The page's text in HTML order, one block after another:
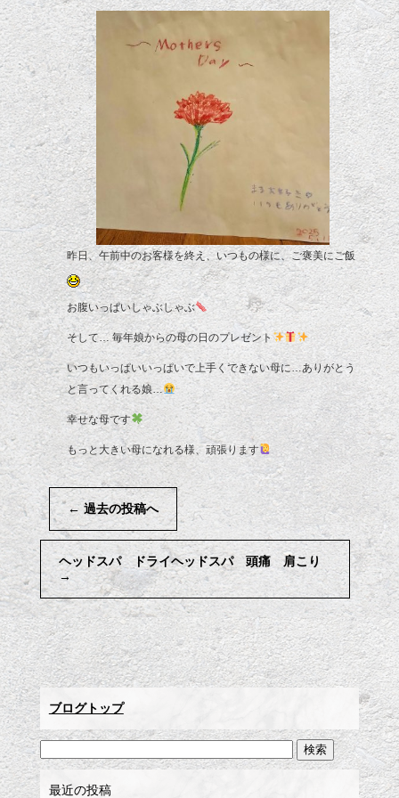
昨日、午前中のお客様を終え、いつもの様に、ご褒美にご飯
お腹いっぱいしゃぶしゃぶ
そして… 毎年娘からの母の日のプレゼント
いつもいっぱいいっぱいで上手くできない母に…ありがとう
と言ってくれる娘…
幸せな母です
もっと大きい母になれる様、頑張ります
← 過去の投稿へ
ヘッドスパ ドライヘッドスパ 頭痛 肩こり
→
ブログトップ
最近の投稿